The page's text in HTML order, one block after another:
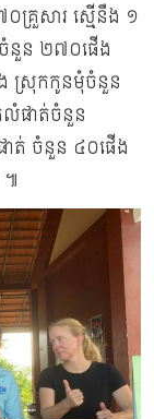
០គ្រួសារ ស្មើនឹង ១
នួន ២៧០ផើង
ង ស្រុកកូនមុំចំនួន
លំផាត់ចំនួន
ត់ ចំនួន ៤០ផើង
៕